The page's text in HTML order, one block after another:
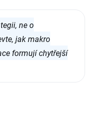
ne o
jak makro
formují chytřejší